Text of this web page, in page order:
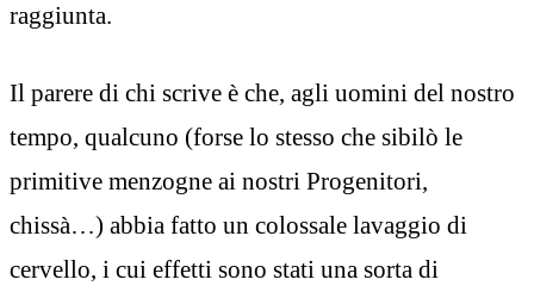
raggiunta.
Il parere di chi scrive è che, agli uomini del nostro
tempo, qualcuno (forse lo stesso che sibilò le
primitive menzogne ai nostri Progenitori,
chissà…) abbia fatto un colossale lavaggio di
cervello, i cui effetti sono stati una sorta di